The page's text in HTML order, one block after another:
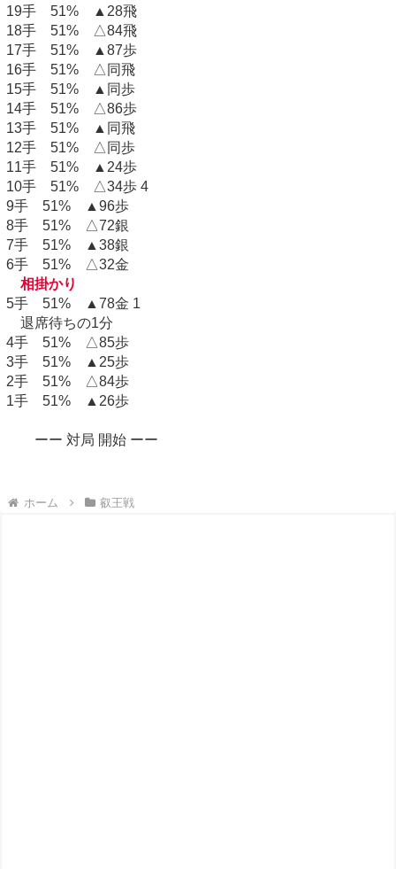
19手 51% ▲28飛
18手 51% △84飛
17手 51% ▲87歩
16手 51% △同飛
15手 51% ▲同歩
14手 51% △86歩
13手 51% ▲同飛
12手 51% △同歩
11手 51% ▲24歩
10手 51% △34歩 4
9手 51% ▲96歩
8手 51% △72銀
7手 51% ▲38銀
6手 51% △32金
相掛かり
5手 51% ▲78金 1
退席待ちの1分
4手 51% △85歩
3手 51% ▲25歩
2手 51% △84歩
1手 51% ▲26歩
ーー 対局 開始 ーー
ホーム 叡王戦